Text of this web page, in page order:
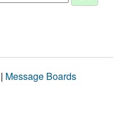
| Message Boards